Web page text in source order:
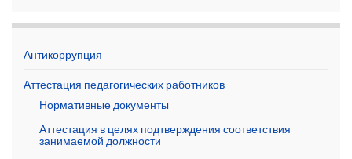
Антикоррупция
Аттестация педагогических работников
Нормативные документы
Аттестация в целях подтверждения соответствия
занимаемой должности